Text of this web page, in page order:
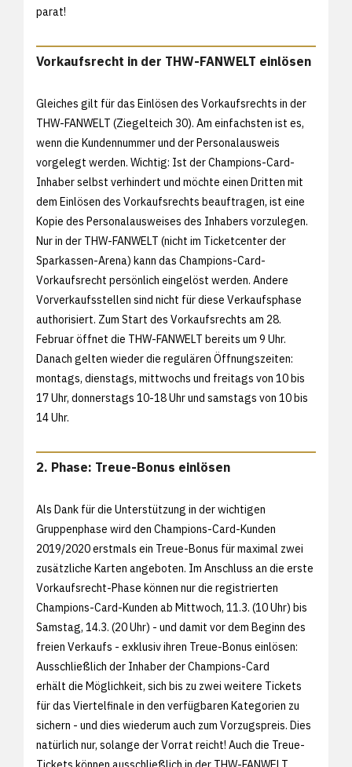
parat!
Vorkaufsrecht in der THW-FANWELT einlösen
Gleiches gilt für das Einlösen des Vorkaufsrechts in der
THW-FANWELT (Ziegelteich 30). Am einfachsten ist es,
wenn die Kundennummer und der Personalausweis
vorgelegt werden. Wichtig: Ist der Champions-Card-
Inhaber selbst verhindert und möchte einen Dritten mit
dem Einlösen des Vorkaufsrechts beauftragen, ist eine
Kopie des Personalausweises des Inhabers vorzulegen.
Nur in der THW-FANWELT (nicht im Ticketcenter der
Sparkassen-Arena) kann das Champions-Card-
Vorkaufsrecht persönlich eingelöst werden. Andere
Vorverkaufsstellen sind nicht für diese Verkaufsphase
authorisiert. Zum Start des Vorkaufsrechts am 28.
Februar öffnet die THW-FANWELT bereits um 9 Uhr.
Danach gelten wieder die regulären Öffnungszeiten:
montags, dienstags, mittwochs und freitags von 10 bis
17 Uhr, donnerstags 10-18 Uhr und samstags von 10 bis
14 Uhr.
2. Phase: Treue-Bonus einlösen
Als Dank für die Unterstützung in der wichtigen
Gruppenphase wird den Champions-Card-Kunden
2019/2020 erstmals ein Treue-Bonus für maximal zwei
zusätzliche Karten angeboten. Im Anschluss an die erste
Vorkaufsrecht-Phase können nur die registrierten
Champions-Card-Kunden ab Mittwoch, 11.3. (10 Uhr) bis
Samstag, 14.3. (20 Uhr) - und damit vor dem Beginn des
freien Verkaufs - exklusiv ihren Treue-Bonus einlösen:
Ausschließlich der Inhaber der Champions-Card
erhält die Möglichkeit, sich bis zu zwei weitere Tickets
für das Viertelfinale in den verfügbaren Kategorien zu
sichern - und dies wiederum auch zum Vorzugspreis. Dies
natürlich nur, solange der Vorrat reicht! Auch die Treue-